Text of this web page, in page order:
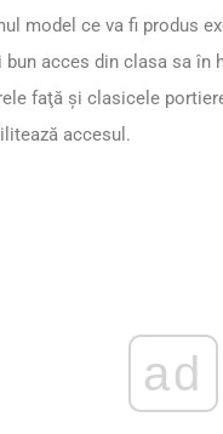
model ce va fi produs
acces din clasa sa
faţă și clasicele
accesul.
ad